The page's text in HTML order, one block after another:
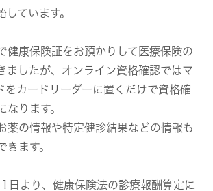
しています。
健康保険証をお預かりして医療保険の
ましたが、オンライン資格確認ではマ
をカードリーダーに置くだけで資格確
なります。
薬の情報や特定健診結果などの情報も
きます。
より、健康保険法の診療報酬算定に